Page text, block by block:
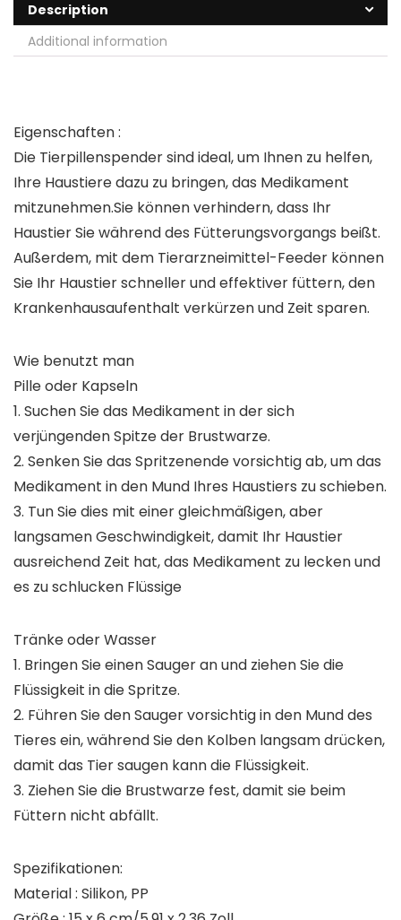
Description
Additional information
Eigenschaften :
Die Tierpillenspender sind ideal, um Ihnen zu helfen,
Ihre Haustiere dazu zu bringen, das Medikament
mitzunehmen.Sie können verhindern, dass Ihr
Haustier Sie während des Fütterungsvorgangs beißt.
Außerdem, mit dem Tierarzneimittel-Feeder können
Sie Ihr Haustier schneller und effektiver füttern, den
Krankenhausaufenthalt verkürzen und Zeit sparen.
Wie benutzt man
Pille oder Kapseln
1. Suchen Sie das Medikament in der sich
verjüngenden Spitze der Brustwarze.
2. Senken Sie das Spritzenende vorsichtig ab, um das
Medikament in den Mund Ihres Haustiers zu schieben.
3. Tun Sie dies mit einer gleichmäßigen, aber
langsamen Geschwindigkeit, damit Ihr Haustier
ausreichend Zeit hat, das Medikament zu lecken und
es zu schlucken Flüssige
Tränke oder Wasser
1. Bringen Sie einen Sauger an und ziehen Sie die
Flüssigkeit in die Spritze.
2. Führen Sie den Sauger vorsichtig in den Mund des
Tieres ein, während Sie den Kolben langsam drücken,
damit das Tier saugen kann die Flüssigkeit.
3. Ziehen Sie die Brustwarze fest, damit sie beim
Füttern nicht abfällt.
Spezifikationen:
Material : Silikon, PP